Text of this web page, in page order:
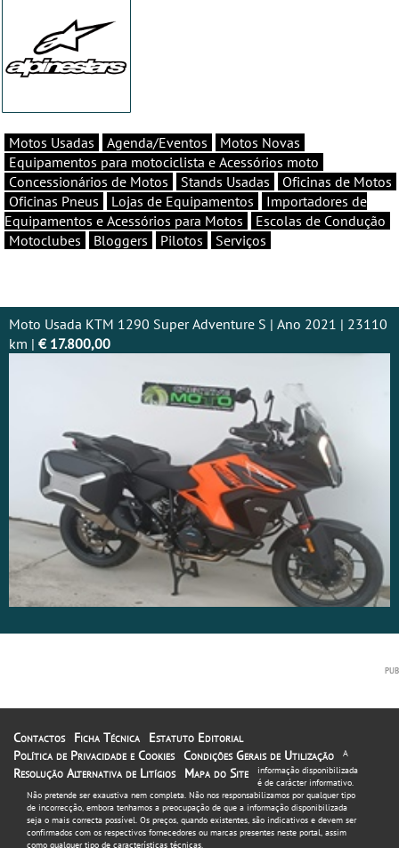
Motos Usadas Agenda/Eventos
Motos Novas
Equipamentos para motociclista e Acessórios moto
Concessionários de Motos
Stands Usadas
Oficinas de Motos
Oficinas Pneus
Lojas de Equipamentos
Importadores de
Equipamentos e Acessórios para Motos
Escolas de Condução
Motoclubes
Bloggers Pilotos Serviços
Moto Usada KTM 1290 Super Adventure S | Ano 2021 | 23110
km | € 17.800,00
Contactos Ficha Técnica
Estatuto Editorial
Política de Privacidade e Cookies Condições Gerais de Utilização
Resolução Alternativa de Litígios
Mapa do Site
A
informação disponibilizada
é de carácter informativo.
Não pretende ser exaustiva nem completa. Não nos responsabilizamos por qualquer tipo
de incorrecção, embora tenhamos a preocupação de que a informação disponibilizada
seja o mais correcta possível. Os preços, quando existentes, são indicativos e devem ser
confirmados com os respectivos fornecedores ou marcas presentes neste portal, assim
como qualquer tipo de características técnicas.